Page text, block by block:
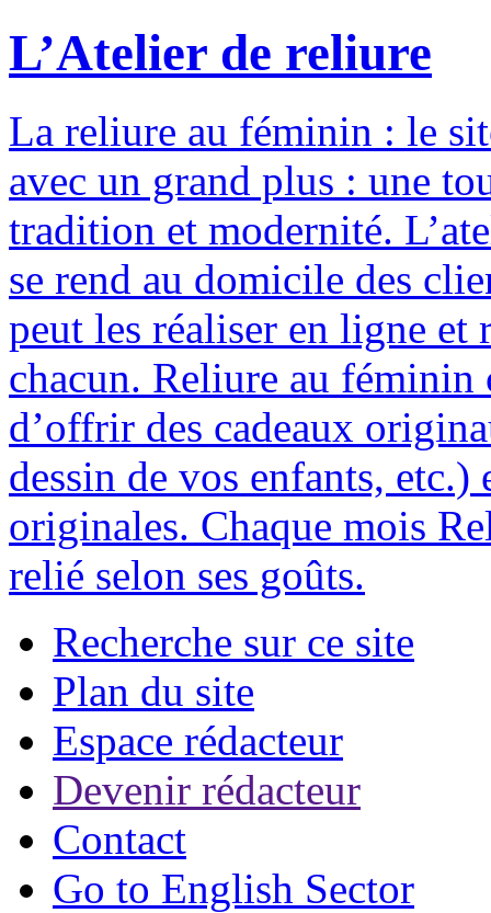
L’Atelier de reliure
La reliure au féminin : le
avec un grand plus : une
tradition et modernité.
se rend au domicile des
peut les réaliser en ligne et
chacun. Reliure au féminin
d’offrir des cadeaux
dessin de vos enfants,
originales. Chaque mois
relié selon ses goûts.
Recherche sur ce site
Plan du site
Espace rédacteur
Devenir rédacteur
Contact
Go to English Sector